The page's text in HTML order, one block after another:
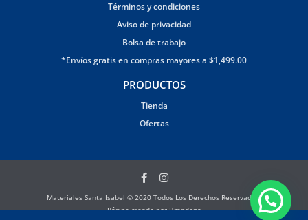
Términos y condiciones
Aviso de privacidad
Bolsa de trabajo
*Envíos gratis en compras mayores a $1,499.00
PRODUCTOS
Tienda
Ofertas
Página creada por Brandana
Materiales Santa Isabel © 2020 Todos Los Derechos Reservados.